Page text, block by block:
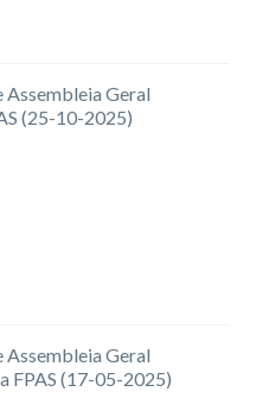
Geral
(25-10-2025)
Geral
FPAS (17-05-2025)